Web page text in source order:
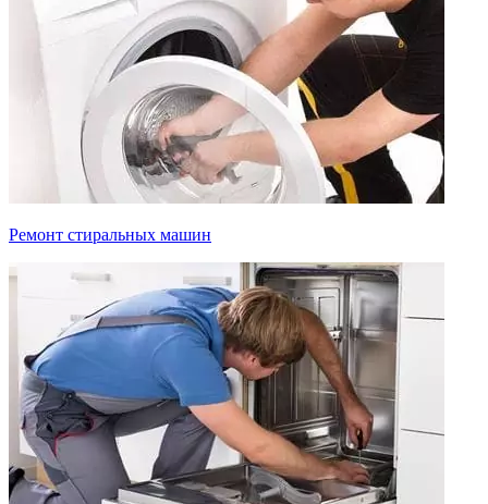
Ремонт стиральных машин